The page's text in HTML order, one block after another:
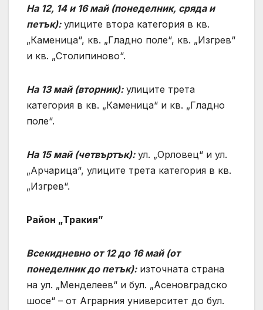
На 12, 14 и 16 май (понеделник, сряда и
петък):улиците втора категория в кв.
„Каменица“, кв. „Гладно поле“, кв. „Изгрев“
и кв. „Столипиново“.
На 13 май (вторник):улиците трета
категория в кв. „Каменица“ и кв. „Гладно
поле“.
На 15 май (четвъртък):ул. „Орловец“ и ул.
„Арчарица“, улиците трета категория в кв.
„Изгрев“.
Район „Тракия”
Всекидневно от 12 до 16 май (от
понеделник до петък):източната страна
на ул. „Менделеев“ и бул. „Асеновградско
шосе“ – от Аграрния университет до бул.